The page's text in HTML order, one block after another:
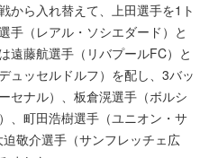
から入れ替えて、上田選手を1ト
手（レアル・ソシエダード）と
遠藤航選手（リバプールFC）と
ュッセルドルフ）を配し、3バッ
セナル）、板倉滉選手（ボルシ
、町田浩樹選手（ユニオン・サ
敬介選手（サンフレッチェ広